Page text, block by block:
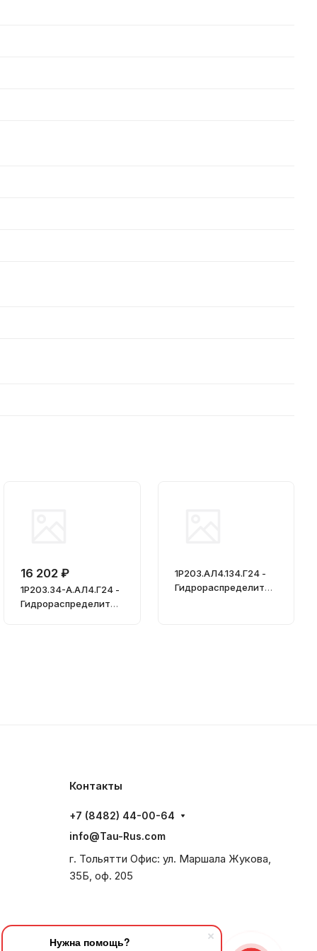
Нужна помощь?
16 202 ₽
1Р203.34-А.АЛ4.Г24 -
Гидрораспределител
1Р203.АЛ4.134.Г24 -
Гидрораспределител
Контакты
+7 (8482) 44-00-64
info@Tau-Rus.com
г. Тольятти Офис: ул. Маршала Жукова,
35Б, оф. 205